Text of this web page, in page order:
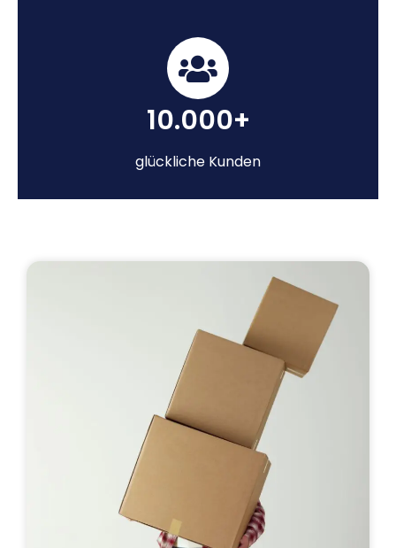
10.000+
glückliche Kunden